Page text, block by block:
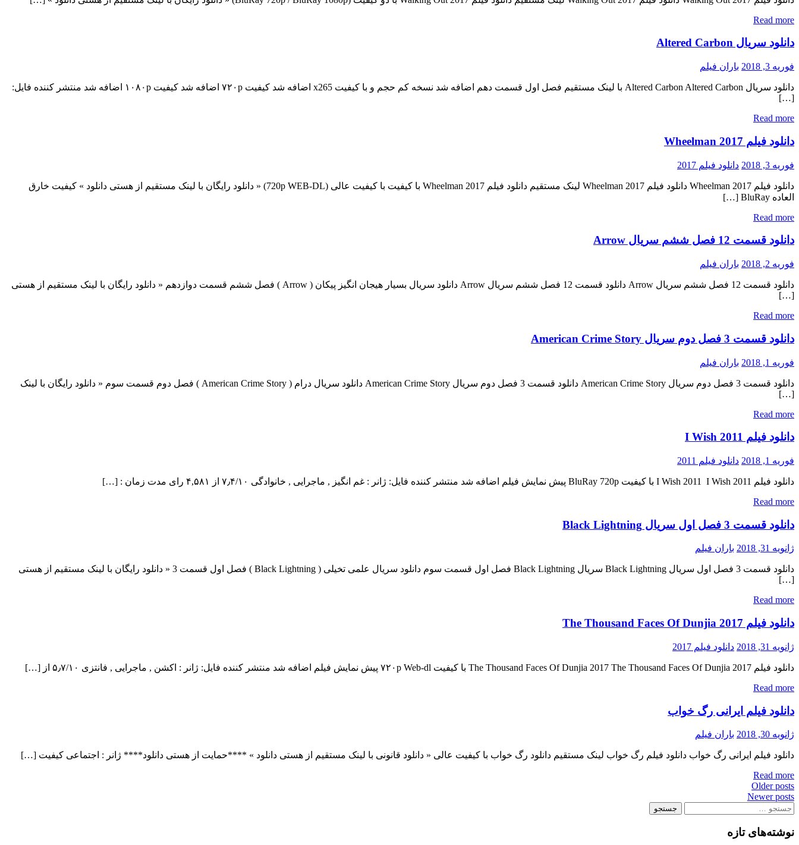
Read more
دانلود سریال Altered Carbon
فوریه 3, 2018 باران فیلم
دانلود سریال Altered Carbon Altered Carbon با لینک مستقیم فصل اول قسمت دهم اضافه شد نسخه کم حجم و با کیفیت x265 اضافه شد کیفیت ۷۲۰p اضافه شد کیفیت ۱۰۸۰p اضافه شد منتشر کننده فایل:
[…]
Read more
دانلود فیلم Wheelman 2017
فوریه 3, 2018 دانلود فیلم 2017
دانلود فیلم Wheelman 2017 دانلود فیلم Wheelman 2017 لینک مستقیم دانلود فیلم Wheelman 2017 با کیفیت با کیفیت عالی (720p WEB-DL) « دانلود رایگان با لینک مستقیم از هستی دانلود » کیفیت خارق
العاده BluRay […]
Read more
دانلود قسمت 12 فصل ششم سریال Arrow
فوریه 2, 2018 باران فیلم
دانلود قسمت 12 فصل ششم سریال Arrow دانلود قسمت 12 فصل ششم سریال Arrow دانلود سریال بسیار هیجان انگیز پیکان ( Arrow ) فصل ششم قسمت دوازدهم « دانلود رایگان با لینک مستقیم از هستی
[…]
Read more
دانلود قسمت 3 فصل دوم سریال American Crime Story
فوریه 1, 2018 باران فیلم
دانلود قسمت 3 فصل دوم سریال American Crime Story دانلود قسمت 3 فصل دوم سریال American Crime Story دانلود سریال درام ( American Crime Story ) فصل دوم قسمت سوم « دانلود رایگان با لینک
[…]
Read more
دانلود فیلم I Wish 2011
فوریه 1, 2018 دانلود فیلم 2011
دانلود فیلم I Wish 2011 I Wish 2011 با کیفیت BluRay 720p پیش نمایش فیلم اضافه شد منتشر کننده فایل: ژانر : غم انگیز , ماجرایی , خانوادگی ۷٫۴/۱۰ از ۴,۵۸۱ رای مدت زمان : […]
Read more
دانلود قسمت 3 فصل اول سریال Black Lightning
ژانویه 31, 2018 باران فیلم
دانلود قسمت 3 فصل اول سریال Black Lightning سریال Black Lightning فصل اول قسمت سوم دانلود سریال علمی تخیلی ( Black Lightning ) فصل اول قسمت 3 « دانلود رایگان با لینک مستقیم از هستی
[…]
Read more
دانلود فیلم The Thousand Faces Of Dunjia 2017
ژانویه 31, 2018 دانلود فیلم 2017
دانلود فیلم The Thousand Faces Of Dunjia 2017 The Thousand Faces Of Dunjia 2017 با کیفیت ۷۲۰p Web-dl پیش نمایش فیلم اضافه شد منتشر کننده فایل: ژانر : اکشن , ماجرایی , فانتزی ۵٫۷/۱۰ از […]
Read more
دانلود فیلم ایرانی رگ خواب
ژانویه 30, 2018 باران فیلم
دانلود فیلم ایرانی رگ خواب دانلود فیلم رگ خواب لینک مستقیم دانلود رگ خواب با کیفیت عالی « دانلود قانونی با لینک مستقیم از هستی دانلود » ****حمایت از هستی دانلود**** ژانر : اجتماعی کیفیت […]
Read more
Posts
navigation
Older posts
Newer posts
جستجو
نوشته‌های تازه